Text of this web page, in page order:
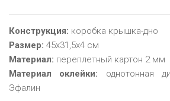
Конструкция: коробка крышка-дно
Размер: 45х31,5х4 см
Материал: переплетный картон 2 мм
Материал оклейки: однотонная
Эфалин